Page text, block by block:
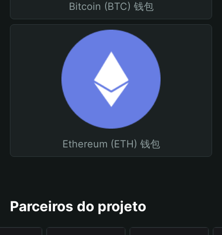
Bitcoin (BTC) 钱包
Ethereum (ETH) 钱包
Parceiros do projeto